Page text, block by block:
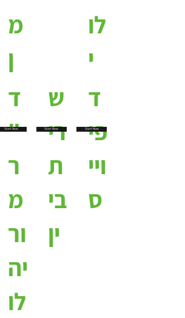
מ
ן
לו
י
ד
"
ר
מ
ור
יה
לו
Start Now
ש
רי
ת
בי
ין
Start Now
ד
פי
ויי
ס
Start Now